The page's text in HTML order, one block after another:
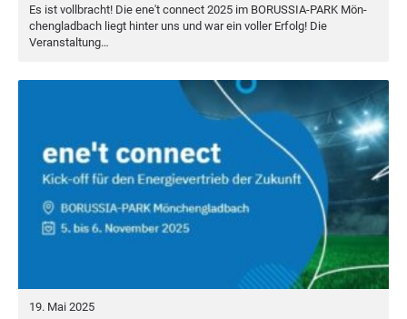
Es ist voll­bracht! Die ene't con­nect 2025 im BORUS­SIA-PARK Mön­
chen­glad­bach liegt hin­ter uns und war ein vol­ler Erfolg! Die
Veranstaltung…
19. Mai 2025